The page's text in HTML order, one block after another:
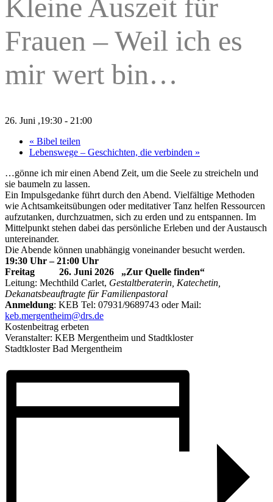
Kleine Auszeit für
Frauen – Weil ich es
mir wert bin…
26. Juni ,19:30 - 21:00
« Bibel teilen
Lebenswege – Geschichten, die verbinden »
…gönne ich mir einen Abend Zeit, um die Seele zu streicheln und
sie baumeln zu lassen.
Ein Impulsgedanke führt durch den Abend. Vielfältige Methoden
wie Achtsamkeitsübungen oder meditativer Tanz helfen Ressourcen
aufzutanken, durchzuatmen, sich zu erden und zu entspannen. Im
Mittelpunkt stehen dabei das persönliche Erleben und der Austausch
untereinander.
Die Abende können unabhängig voneinander besucht werden.
19:30 Uhr – 21:00 Uhr
Freitag 26. Juni 2026 „Zur Quelle finden“
Leitung: Mechthild Carlet, Gestaltberaterin, Katechetin,
Dekanatsbeauftragte für Familienpastoral
Anmeldung: KEB Tel: 07931/9689743 oder Mail:
keb.mergentheim@drs.de
Kostenbeitrag erbeten
Veranstalter: KEB Mergentheim und Stadtkloster
Stadtkloster Bad Mergentheim